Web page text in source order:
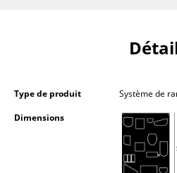
Caissons roulants et
Petits rangements
Type de produit
Système de
Dimensions